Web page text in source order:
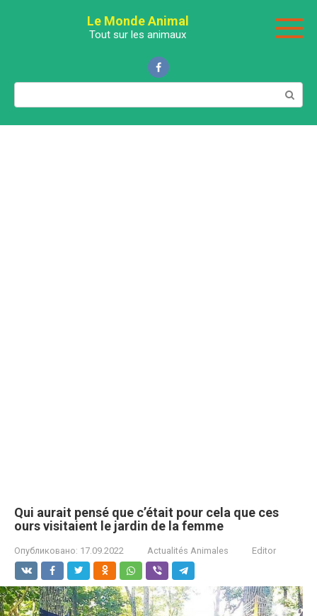
Le Monde Animal
Tout sur les animaux
Поиск:
Qui aurait pensé que c’était pour cela que ces
ours visitaient le jardin de la femme
Опубликовано: 17.09.2022 Actualités Animales Editor